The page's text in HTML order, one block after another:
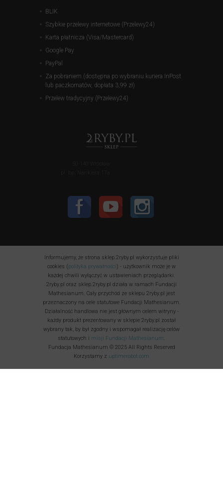
BLIK
Szybkie przelewy internetowe (Przelewy24)
Karta płatnicza (Visa/Mastercard)
Google Pay
PayPal
Za pobraniem (dostępna po wybraniu kuriera InPost
lub paczkomatów, dopłata 3,99 zł)
Przelew tradycyjny (Przelewy24)
Informujemy, że strona sklep.2ryby.pl wykorzystuje pliki
cookies (polityka prywatności) - użytkownik może je w
każdej chwili wyłączyć w ustawieniach przeglądarki.
2ryby.pl oraz sklep.2ryby.pl działa w ramach Fundacji
Mathesianum. Cały przychód ze sklepu 2ryby.pl jest
przeznaczony na cele statutowe Fundacji Mathesianum.
Działalność handlowa nie jest głównym celem witryny -
każdy produkt prezentowany w sklepie 2ryby.pl został
wybrany tak, by był zgodny i wspomagał realizację celów
statutowych i misji Fundacji Mathesianum.
Fundacja Mathesianum © 2025 All Rights Reserved
Korzystamy z uptimerobot.com